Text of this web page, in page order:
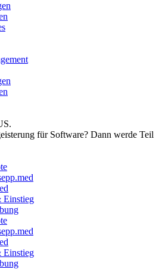
für Software? Dann werde Teil
Einstieg
Einstieg